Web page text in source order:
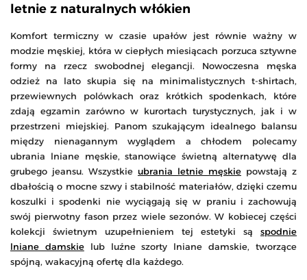
letnie z naturalnych włókien
Komfort termiczny w czasie upałów jest równie ważny w
modzie męskiej, która w ciepłych miesiącach porzuca sztywne
formy na rzecz swobodnej elegancji. Nowoczesna męska
odzież na lato skupia się na minimalistycznych t-shirtach,
przewiewnych polówkach oraz krótkich spodenkach, które
zdają egzamin zarówno w kurortach turystycznych, jak i w
przestrzeni miejskiej. Panom szukającym idealnego balansu
między nienagannym wyglądem a chłodem polecamy
ubrania lniane męskie, stanowiące świetną alternatywę dla
grubego jeansu. Wszystkie ubrania letnie męskie powstają z
dbałością o mocne szwy i stabilność materiałów, dzięki czemu
koszulki i spodenki nie wyciągają się w praniu i zachowują
swój pierwotny fason przez wiele sezonów. W kobiecej części
kolekcji świetnym uzupełnieniem tej estetyki są spodnie
lniane damskielub luźne szorty lniane damskie, tworzące
spójną, wakacyjną ofertę dla każdego.